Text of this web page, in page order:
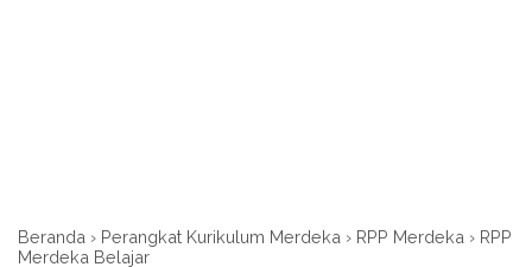
Beranda › Perangkat Kurikulum Merdeka › RPP Merdeka › RPP
Merdeka Belajar